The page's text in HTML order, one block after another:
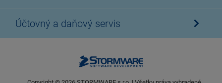
Účtovný a daňový servis